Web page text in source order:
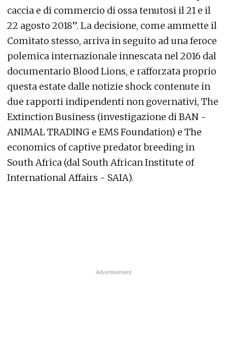
caccia e di commercio di ossa tenutosi il 21 e il
22 agosto 2018”. La decisione, come ammette il
Comitato stesso, arriva in seguito ad una feroce
polemica internazionale innescata nel 2016 dal
documentario Blood Lions, e rafforzata proprio
questa estate dalle notizie shock contenute in
due rapporti indipendenti non governativi, The
Extinction Business (investigazione di BAN -
ANIMAL TRADING e EMS Foundation) e The
economics of captive predator breeding in
South Africa (dal South African Institute of
International Affairs - SAIA).